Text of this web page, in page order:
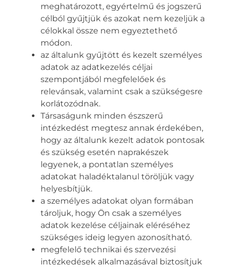
meghatározott, egyértelmű és jogszerű
célból gyűjtjük és azokat nem kezeljük a
célokkal össze nem egyeztethető
módon.
az általunk gyűjtött és kezelt személyes
adatok az adatkezelés céljai
szempontjából megfelelőek és
relevánsak, valamint csak a szükségesre
korlátozódnak.
Társaságunk minden észszerű
intézkedést megtesz annak érdekében,
hogy az általunk kezelt adatok pontosak
és szükség esetén naprakészek
legyenek, a pontatlan személyes
adatokat haladéktalanul töröljük vagy
helyesbítjük.
a személyes adatokat olyan formában
tároljuk, hogy Ön csak a személyes
adatok kezelése céljainak eléréséhez
szükséges ideig legyen azonosítható.
megfelelő technikai és szervezési
intézkedések alkalmazásával biztosítjuk